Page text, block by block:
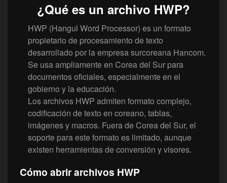
¿Qué es un archivo HWP?
HWP (Hangul Word Processor) es un formato
propietario de procesamiento de texto
desarrollado por la empresa surcoreana Hancom.
Se usa ampliamente en Corea del Sur para
documentos oficiales, especialmente en el
gobierno y la educación.
Los archivos HWP admiten formato complejo,
codificación de texto en coreano, tablas,
imágenes y macros. Fuera de Corea del Sur, el
soporte para este formato es limitado, aunque
existen herramientas de conversión y visores.
Cómo abrir archivos HWP